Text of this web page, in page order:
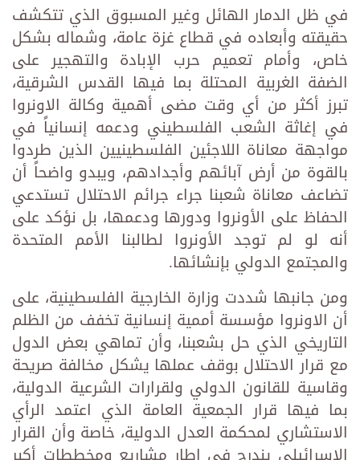
في ظل الدمار الهائل وغير المسبوق الذي تتكشف
حقيقته وأبعاده في قطاع غزة عامة، وشماله بشكل
خاص، وأمام تعميم حرب الإبادة والتهجير على
الضفة الغربية المحتلة بما فيها القدس الشرقية،
تبرز أكثر من أي وقت مضى أهمية وكالة الاونروا
في إغاثة الشعب الفلسطيني ودعمه إنسانياً في
مواجهة معاناة اللاجئين الفلسطينيين الذين طردوا
بالقوة من أرض آبائهم وأجدادهم، ويبدو واضحاً أن
تضاعف معاناة شعبنا جراء جرائم الاحتلال تستدعي
الحفاظ على الأونروا ودورها ودعمها، بل نؤكد على
أنه لو لم توجد الأونروا لطالبنا الأمم المتحدة
والمجتمع الدولي بإنشائها.
ومن جانبها شددت وزارة الخارجية الفلسطينية، على
أن الاونروا مؤسسة أممية إنسانية تخفف من الظلم
التاريخي الذي حل بشعبنا، وأن تماهي بعض الدول
مع قرار الاحتلال بوقف عملها يشكل مخالفة صريحة
وقاسية للقانون الدولي ولقرارات الشرعية الدولية،
بما فيها قرار الجمعية العامة الذي اعتمد الرأي
الاستشاري لمحكمة العدل الدولية، خاصة وأن القرار